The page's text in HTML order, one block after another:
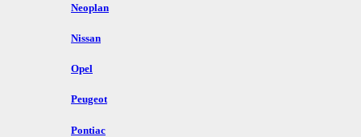
Neoplan
Nissan
Opel
Peugeot
Pontiac